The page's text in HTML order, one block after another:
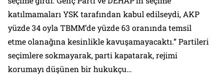
katılmamaları YSK tarafından kabul edilseydi, AKP
yüzde 34 oyla TBMM’de yüzde 63 oranında temsil
etme olanağına kesinlikle kavuşamayacaktı.” Partileri
seçimlere sokmayarak, parti kapatarak, rejimi
korumayı düşünen bir hukukçu…